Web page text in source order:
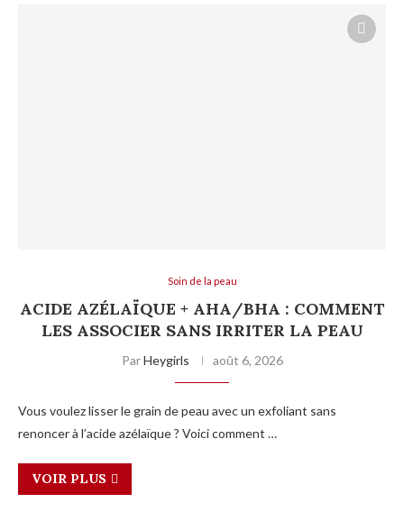
Soin de la peau
ACIDE AZÉLAÏQUE + AHA/BHA : COMMENT
LES ASSOCIER SANS IRRITER LA PEAU
ParHeygirls août 6, 2026
Vous voulez lisser le grain de peau avec un exfoliant sans
renoncer à l’acide azélaïque ? Voici comment …
VOIR PLUS